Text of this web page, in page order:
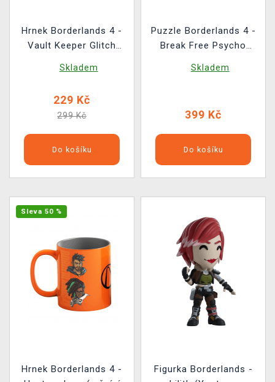
Hrnek Borderlands 4 -
Vault Keeper Glitch
Skladem
229 Kč
299 Kč
Do košíku
Puzzle Borderlands 4 -
Break Free Psycho
Skladem
399 Kč
Do košíku
Sleva 50 %
Hrnek Borderlands 4 -
Figurka Borderlands -